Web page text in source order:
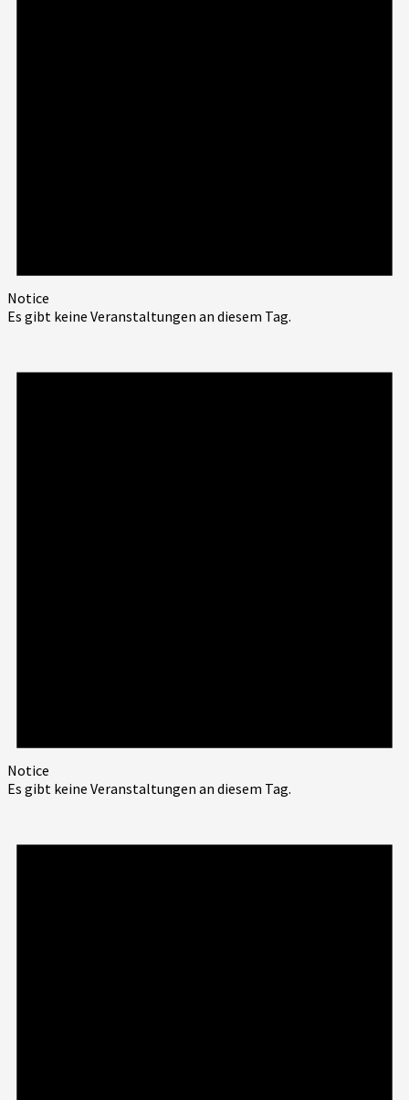
Notice
Es gibt keine Veranstaltungen an diesem Tag.
Notice
Es gibt keine Veranstaltungen an diesem Tag.